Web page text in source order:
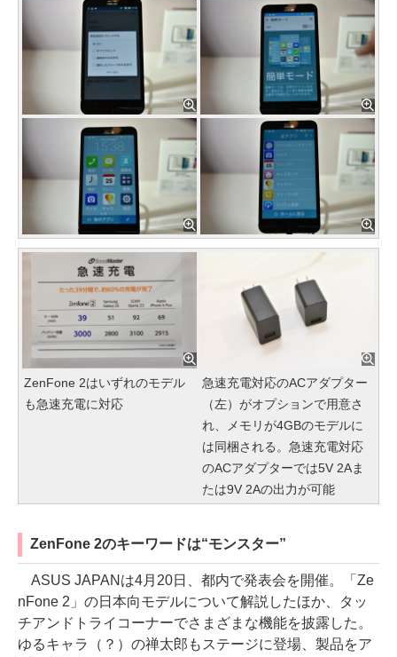
ZenFone 2はいずれのモデル
も急速充電に対応
急速充電対応のACアダプター
（左）がオプションで用意さ
れ、メモリが4GBのモデルに
は同梱される。急速充電対応
のACアダプターでは5V 2Aま
たは9V 2Aの出力が可能
ZenFone 2のキーワードは“モンスター”
ASUS JAPANは4月20日、都内で発表会を開催。「Ze
nFone 2」の日本向モデルについて解説したほか、タッ
チアンドトライコーナーでさまざまな機能を披露した。
ゆるキャラ（？）の禅太郎もステージに登場、製品をア